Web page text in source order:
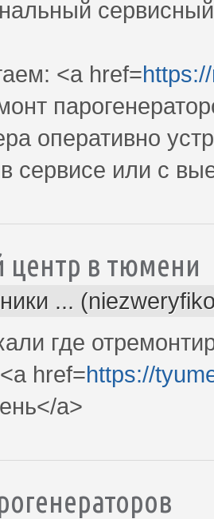
<a href=
оперативно
в сервисе или с
центр в тюмени
...
где
href=https://
a>